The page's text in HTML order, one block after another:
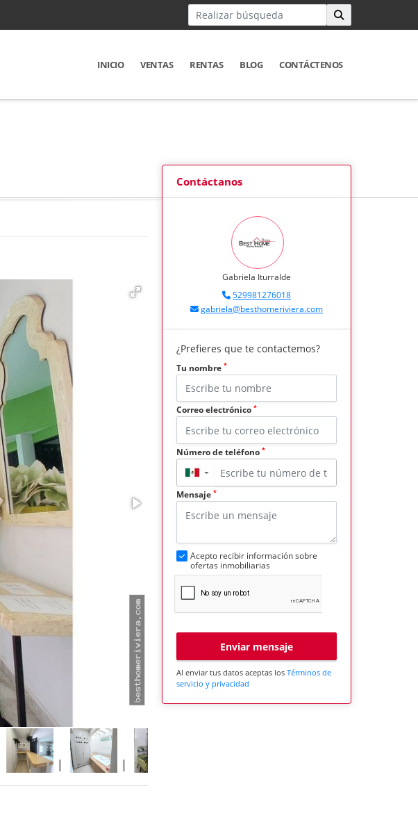
INICIO VENTAS RENTAS BLOG CONTÁCTENOS
Contáctanos
Gabriela Iturralde
529981276018
gabriela@besthomeriviera.com
¿Prefieres que te contactemos?
Tu nombre *
Correo electrónico *
Número de teléfono *
▼
Mensaje *
Acepto recibir información sobre
ofertas inmobiliarias
Enviar mensaje
Al enviar tus datos aceptas los Términos de
servicio y privacidad